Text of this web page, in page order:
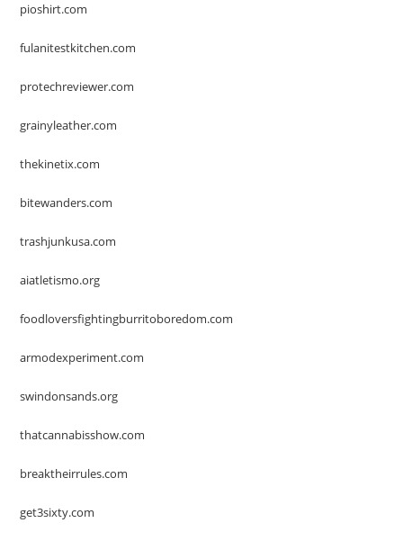
pioshirt.com
fulanitestkitchen.com
protechreviewer.com
grainyleather.com
thekinetix.com
bitewanders.com
trashjunkusa.com
aiatletismo.org
foodloversfightingburritoboredom.com
armodexperiment.com
swindonsands.org
thatcannabisshow.com
breaktheirrules.com
get3sixty.com